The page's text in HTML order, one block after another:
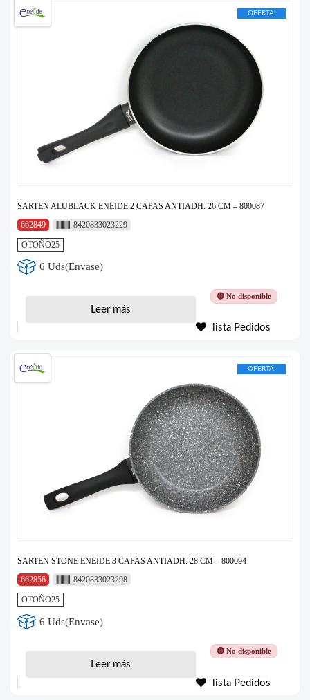
OFERTA!
SARTEN ALUBLACK ENEIDE 2 CAPAS ANTIADH. 26 CM – 800087
662849
8420833023229
OTOÑO25
6 Uds(Envase)
🔴 No disponible
Leer más
lista Pedidos
OFERTA!
SARTEN STONE ENEIDE 3 CAPAS ANTIADH. 28 CM – 800094
662856
8420833023298
OTOÑO25
6 Uds(Envase)
🔴 No disponible
Leer más
lista Pedidos